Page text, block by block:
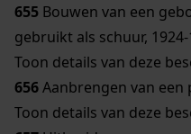
655 Bouwen van een
gebruikt als schuur, 1924-
Toon details van deze
656Aanbrengen van een
Toon details van deze